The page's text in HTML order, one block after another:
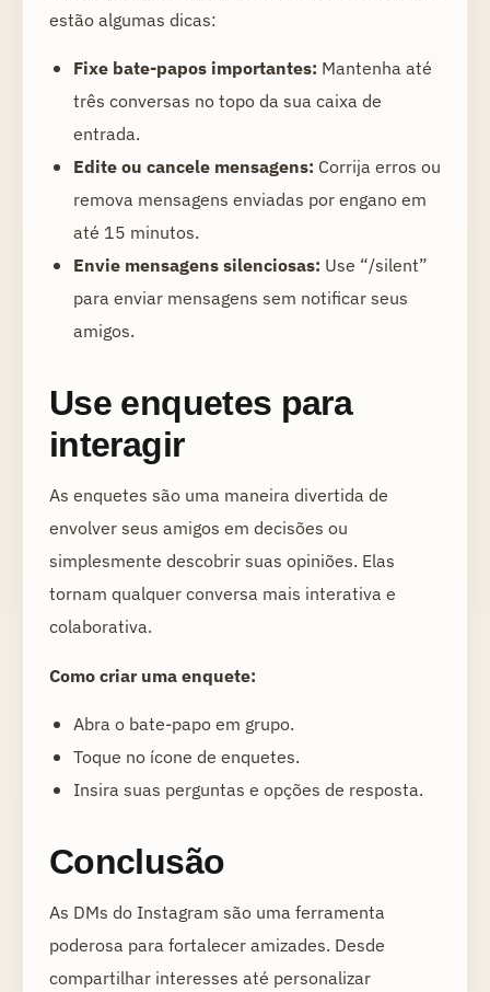
estão algumas dicas:
Fixe bate-papos importantes: Mantenha até
três conversas no topo da sua caixa de
entrada.
Edite ou cancele mensagens: Corrija erros ou
remova mensagens enviadas por engano em
até 15 minutos.
Envie mensagens silenciosas: Use “/silent”
para enviar mensagens sem notificar seus
amigos.
Use enquetes para
interagir
As enquetes são uma maneira divertida de
envolver seus amigos em decisões ou
simplesmente descobrir suas opiniões. Elas
tornam qualquer conversa mais interativa e
colaborativa.
Como criar uma enquete:
Abra o bate-papo em grupo.
Toque no ícone de enquetes.
Insira suas perguntas e opções de resposta.
Conclusão
As DMs do Instagram são uma ferramenta
poderosa para fortalecer amizades. Desde
compartilhar interesses até personalizar